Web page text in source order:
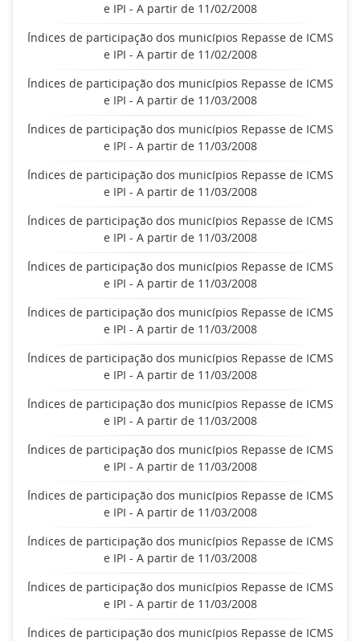
e IPI - A partir de 11/02/2008
Índices de participação dos municípios Repasse de ICMS
e IPI - A partir de 11/02/2008
Índices de participação dos municípios Repasse de ICMS
e IPI - A partir de 11/03/2008
Índices de participação dos municípios Repasse de ICMS
e IPI - A partir de 11/03/2008
Índices de participação dos municípios Repasse de ICMS
e IPI - A partir de 11/03/2008
Índices de participação dos municípios Repasse de ICMS
e IPI - A partir de 11/03/2008
Índices de participação dos municípios Repasse de ICMS
e IPI - A partir de 11/03/2008
Índices de participação dos municípios Repasse de ICMS
e IPI - A partir de 11/03/2008
Índices de participação dos municípios Repasse de ICMS
e IPI - A partir de 11/03/2008
Índices de participação dos municípios Repasse de ICMS
e IPI - A partir de 11/03/2008
Índices de participação dos municípios Repasse de ICMS
e IPI - A partir de 11/03/2008
Índices de participação dos municípios Repasse de ICMS
e IPI - A partir de 11/03/2008
Índices de participação dos municípios Repasse de ICMS
e IPI - A partir de 11/03/2008
Índices de participação dos municípios Repasse de ICMS
e IPI - A partir de 11/03/2008
Índices de participação dos municípios Repasse de ICMS